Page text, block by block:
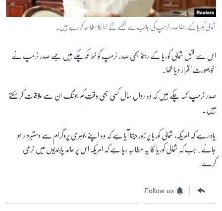
شمالی کوریا کے رہنما صدر ٹرمپ کی جانب سے لکھے گئے خط کا مطالعہ کر رہے ہیں۔
اس سے قبل شمالی کوریا کے رہنما بھی صدر ٹرمپ کو خط لکھ چکے ہیں جسے صدر ٹرمپ نے
'خوبصورت' قرار دیا تھا۔
صدر ٹرمپ کہہ چکے ہیں کہ وہ رواں سال کسی بھی وقت کم جونگ ان سے ملاقات کر سکتے
ہیں۔
یاد رہے کہ امریکہ، شمالی کوریا پر زور دیتا آیا ہے کہ وہ اپنے جوہری پروگرام سے دستبردار ہو
جائے۔ جب کہ شمالی کوریا کا یہ مطالبہ رہا ہے کہ امریکہ اس پر عائد پابندیوں میں نرمی
کرے۔
Follow us